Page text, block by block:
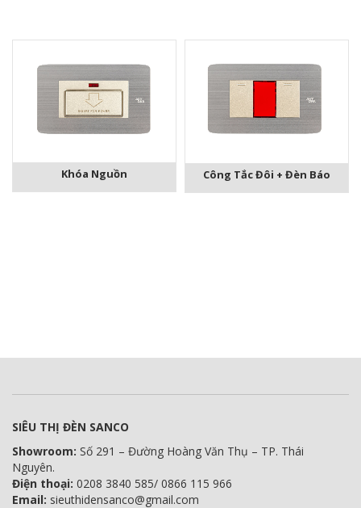
Khóa Nguồn Công Tắc Đôi + Đèn Báo
SIÊU THỊ ĐÈN SANCO
Showroom: Số 291 – Đường Hoàng Văn Thụ – TP. Thái
Nguyên.
Điện thoại: 0208 3840 585/ 0866 115 966
Email: sieuthidensanco@gmail.com